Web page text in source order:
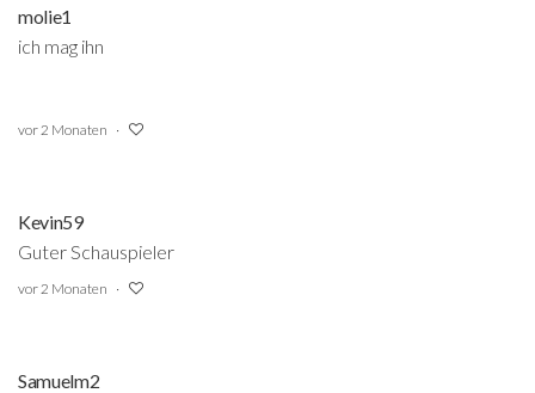
molie1
ich mag ihn
vor 2 Monaten
Kevin59
Guter Schauspieler
vor 2 Monaten
Samuelm2